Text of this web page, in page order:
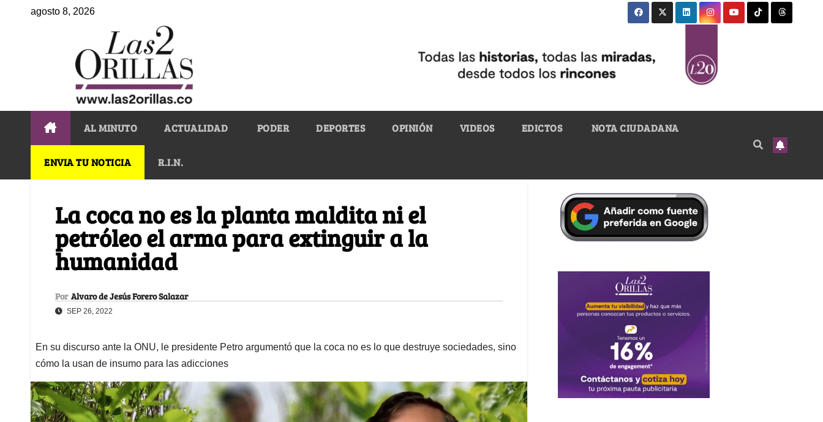
agosto 8, 2026
AL MINUTO ACTUALIDAD PODER DEPORTES OPINIÓN VIDEOS EDICTOS NOTA CIUDADANA
ENVIA TU NOTICIA R.I.N.
La coca no es la planta maldita ni el
petróleo el arma para extinguir a la
humanidad
Por Alvaro de Jesús Forero Salazar
SEP 26, 2022
En su discurso ante la ONU, le presidente Petro argumentó que la coca no es lo que destruye sociedades, sino
cómo la usan de insumo para las adicciones